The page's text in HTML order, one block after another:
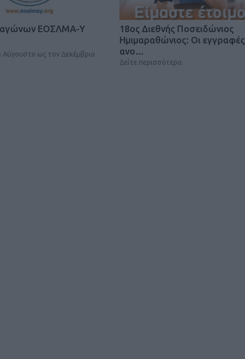
αγώνων ΕΟΣΛΜΑ-Υ
Αύγουστο ως τον Δεκέμβριο
18oς Διεθνής Ποσειδώνιος
Ημιμαραθώνιος: Οι εγγραφές
ανο…
Δείτε περισσότερα